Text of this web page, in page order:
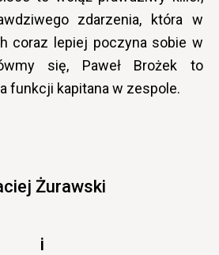
zdarzenia, która w
coraz lepiej poczyna sobie w
się, Paweł Brożek to
funkcji kapitana w zespole.
Żurawski
i